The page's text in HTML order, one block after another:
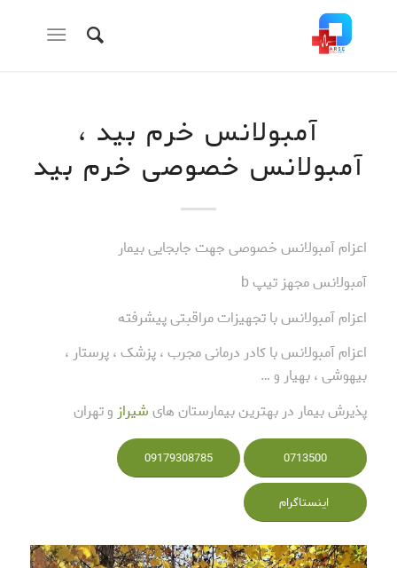
آمبولانس خرم بید ،
آمبولانس خصوصی خرم بید
اعزام آمبولانس خصوصی جهت جابجایی بیمار
آمبولانس مجهز تیپ b
اعزام آمبولانس با تجهیزات مراقبتی پیشرفته
اعزام آمبولانس با کادر درمانی مجرب ، پزشک ، پرستار ،
بیهوشی ، بهیار و …
پذیرش بیمار در بهترین بیمارستان هایشیراز و تهران
0713500
09179308785
اینستاگرام